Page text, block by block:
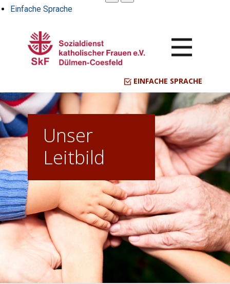
Einfache Sprache
EINFACHE SPRACHE
Unser
Leitbild